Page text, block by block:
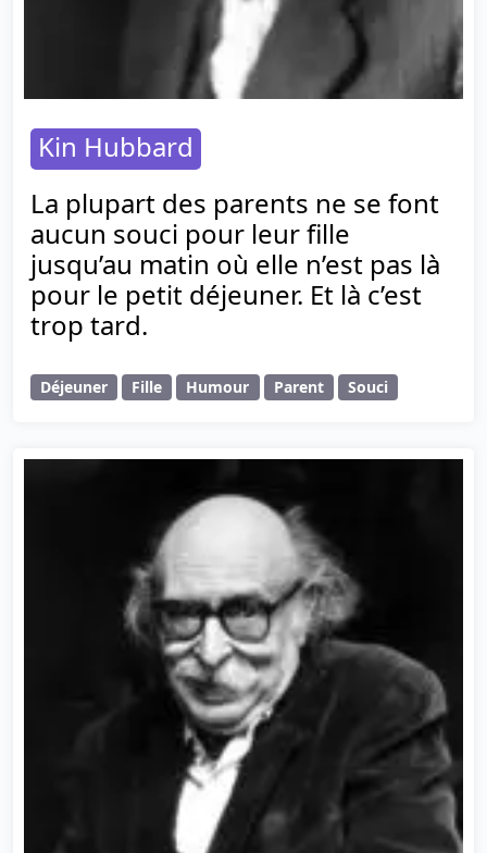
Kin Hubbard
La plupart des parents ne se font
aucun souci pour leur fille
jusqu’au matin où elle n’est pas là
pour le petit déjeuner. Et là c’est
trop tard.
Déjeuner Fille Humour Parent Souci